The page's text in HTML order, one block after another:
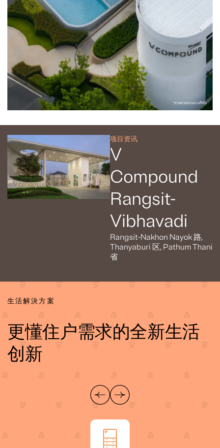
项目资讯
V
Compound
Rangsit-
Vibhavadi
Rangsit-Nakhon Nayok 路,
Thanyaburi 区, Pathum Thani
省
生活解決方案
更懂住户需求的全新生活
创新